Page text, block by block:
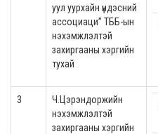
уул уурхайн үндэсний
ассоциаци” ТББ-ын
нэхэмжлэлтэй
захиргааны хэргийн
тухай
3
Ч.Цэрэндоржийн
нэхэмжлэлтэй
захиргааны хэргийн